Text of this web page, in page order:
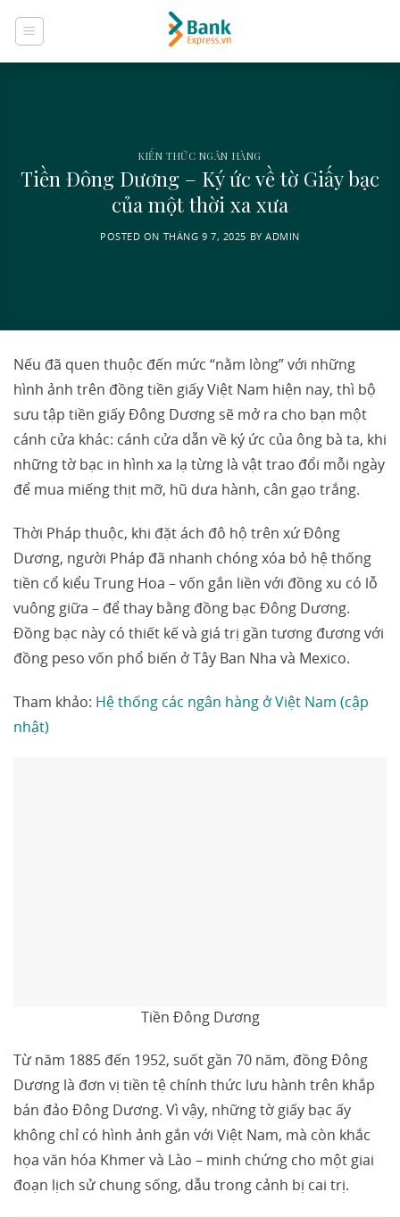
KIẾN THỨC NGÂN HÀNG
Tiền Đông Dương – Ký ức về tờ Giấy bạc
của một thời xa xưa
POSTED ON THÁNG 9 7, 2025 BYADMIN
Nếu đã quen thuộc đến mức “nằm lòng” với những
hình ảnh trên đồng tiền giấy Việt Nam hiện nay, thì bộ
sưu tập tiền giấy Đông Dương sẽ mở ra cho bạn một
cánh cửa khác: cánh cửa dẫn về ký ức của ông bà ta, khi
những tờ bạc in hình xa lạ từng là vật trao đổi mỗi ngày
để mua miếng thịt mỡ, hũ dưa hành, cân gạo trắng.
Thời Pháp thuộc, khi đặt ách đô hộ trên xứ Đông
Dương, người Pháp đã nhanh chóng xóa bỏ hệ thống
tiền cổ kiểu Trung Hoa – vốn gắn liền với đồng xu có lỗ
vuông giữa – để thay bằng đồng bạc Đông Dương.
Đồng bạc này có thiết kế và giá trị gần tương đương với
đồng peso vốn phổ biến ở Tây Ban Nha và Mexico.
Tham khảo: Hệ thống các ngân hàng ở Việt Nam (cập
nhật)
Tiền Đông Dương
Từ năm 1885 đến 1952, suốt gần 70 năm, đồng Đông
Dương là đơn vị tiền tệ chính thức lưu hành trên khắp
bán đảo Đông Dương. Vì vậy, những tờ giấy bạc ấy
không chỉ có hình ảnh gắn với Việt Nam, mà còn khắc
họa văn hóa Khmer và Lào – minh chứng cho một giai
đoạn lịch sử chung sống, dẫu trong cảnh bị cai trị.